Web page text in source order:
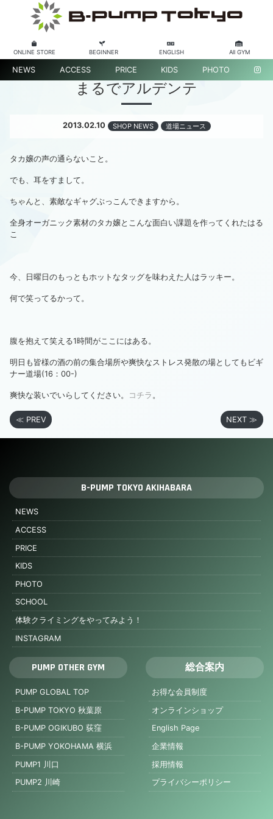
ONLINE STORE BEGINNER ENGLISH All GYM
NEWS ACCESS PRICE KIDS PHOTO
まるでアルデンテ
2013.02.10 SHOP NEWS 道場ニュース
タカ嬢の声の通らないこと。
でも、耳をすまして。
ちゃんと、素敵なギャグぶっこんできますから。
全身オーガニック素材のタカ嬢とこんな面白い課題を作ってくれたはる
こ
今、日曜日のもっともホットなタッグを味わえた人はラッキー。
何で笑ってるかって。
腹を抱えて笑える1時間がここにはある。
明日も皆様の酒の前の集合場所や爽快なストレス発散の場としてもビギ
ナー道場(16：00-)
爽快な装いでいらしてください。 コチラ 。
≪ PREV NEXT ≫
B-PUMP TOKYO AKIHABARA
NEWS
ACCESS
PRICE
KIDS
PHOTO
SCHOOL
体験クライミングをやってみよう！
INSTAGRAM
PUMP OTHER GYM
PUMP GLOBAL TOP
B-PUMP TOKYO 秋葉原
B-PUMP OGIKUBO 荻窪
B-PUMP YOKOHAMA 横浜
PUMP1 川口
PUMP2 川崎
総合案内
お得な会員制度
オンラインショップ
English Page
企業情報
採用情報
プライバシーポリシー